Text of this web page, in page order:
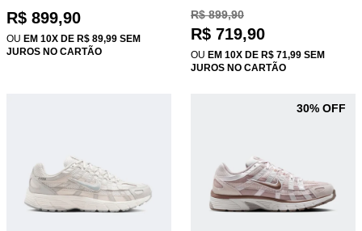
R$ 899,90
OU EM 10X DE R$ 89,99 SEM
JUROS NO CARTÃO
CD6404-204
R$ 899,90
R$ 719,90
OU EM 10X DE R$ 71,99 SEM
JUROS NO CARTÃO
30% OFF